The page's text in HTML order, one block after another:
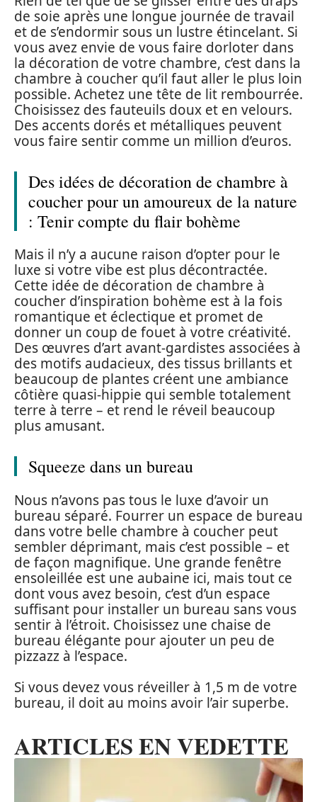
de soie après une longue journée de travail
et de s’endormir sous un lustre étincelant. Si
vous avez envie de vous faire dorloter dans
la décoration de votre chambre, c’est dans la
chambre à coucher qu’il faut aller le plus loin
possible. Achetez une tête de lit rembourrée.
Choisissez des fauteuils doux et en velours.
Des accents dorés et métalliques peuvent
vous faire sentir comme un million d’euros.
Des idées de décoration de chambre à
coucher pour un amoureux de la nature
: Tenir compte du flair bohème
Mais il n’y a aucune raison d’opter pour le
luxe si votre vibe est plus décontractée.
Cette idée de décoration de chambre à
coucher d’inspiration bohème est à la fois
romantique et éclectique et promet de
donner un coup de fouet à votre créativité.
Des œuvres d’art avant-gardistes associées à
des motifs audacieux, des tissus brillants et
beaucoup de plantes créent une ambiance
côtière quasi-hippie qui semble totalement
terre à terre – et rend le réveil beaucoup
plus amusant.
Squeeze dans un bureau
Nous n’avons pas tous le luxe d’avoir un
bureau séparé. Fourrer un espace de bureau
dans votre belle chambre à coucher peut
sembler déprimant, mais c’est possible – et
de façon magnifique. Une grande fenêtre
ensoleillée est une aubaine ici, mais tout ce
dont vous avez besoin, c’est d’un espace
suffisant pour installer un bureau sans vous
sentir à l’étroit. Choisissez une chaise de
bureau élégante pour ajouter un peu de
pizzazz à l’espace.
Si vous devez vous réveiller à 1,5 m de votre
bureau, il doit au moins avoir l’air superbe.
ARTICLES EN VEDETTE